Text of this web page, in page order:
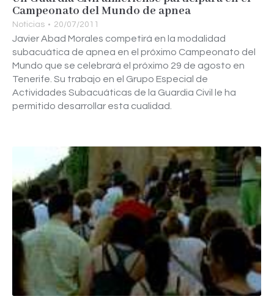
Campeonato del Mundo de apnea
Noticias 20/07/2011
Javier Abad Morales competirá en la modalidad
subacuática de apnea en el próximo Campeonato del
Mundo que se celebrará el próximo 29 de agosto en
Tenerife. Su trabajo en el Grupo Especial de
Actividades Subacuáticas de la Guardia Civil le ha
permitido desarrollar esta cualidad.